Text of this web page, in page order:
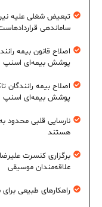
تبعیض شغلی علیه
ساماندهی
اصلاح قانون بیمه
پوشش بیمه‌ای اسنپ
اصلاح بیمه
پوشش بیمه‌ای اسنپ و
نارسایی قلبی
هستند
برگزاری کنسرت علیرضا
علاقه‌مندان موسیقی
راهکارهای طبیعی